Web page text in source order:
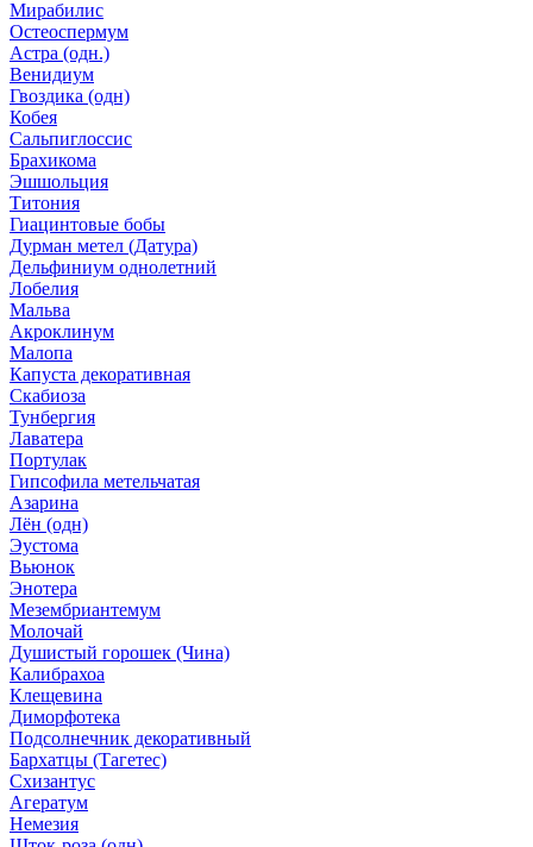
Мирабилис
Остеоспермум
Астра (одн.)
Венидиум
Гвоздика (одн)
Кобея
Сальпиглоссис
Брахикома
Эшшольция
Титония
Гиацинтовые бобы
Дурман метел (Датура)
Дельфиниум однолетний
Лобелия
Мальва
Акроклинум
Малопа
Капуста декоративная
Скабиоза
Тунбергия
Лаватера
Портулак
Гипсофила метельчатая
Азарина
Лён (одн)
Эустома
Вьюнок
Энотера
Мезембриантемум
Молочай
Душистый горошек (Чина)
Калибрахоа
Клещевина
Диморфотека
Подсолнечник декоративный
Бархатцы (Тагетес)
Схизантус
Агератум
Немезия